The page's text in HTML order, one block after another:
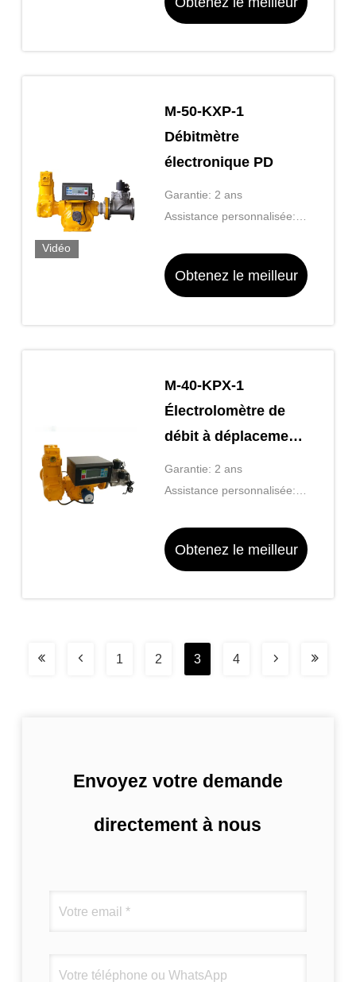
Vidéo
M-50-KXP-1
Débitmètre
électronique PD
Garantie: 2 ans
Assistance personnalisée:
Obtenez le meilleur
M-40-KPX-1
Électrolomètre de
débit à déplacement
positif
Garantie: 2 ans
Assistance personnalisée:
Obtenez le meilleur
1 2 3 4
Envoyez votre demande
directement à nous